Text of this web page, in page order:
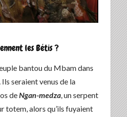
les Bétis ?
bantou du Mbam dans
seraient venus de la
deNgan-medza, un serpent
totem, alors qu’ils fuyaient